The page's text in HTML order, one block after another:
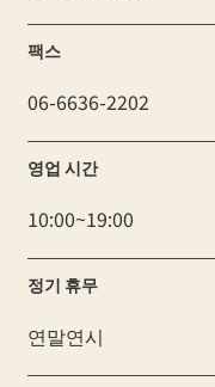
팩스
06-6636-2202
영업 시간
10:00~19:00
정기 휴무
연말연시